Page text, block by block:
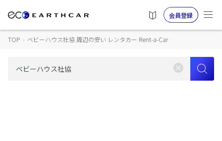
会員登録
TOP › ベビーハウス社協 周辺の安い レンタカー Rent-a-Car